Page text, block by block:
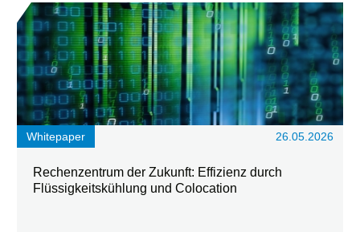
Whitepaper 26.05.2026
Rechenzentrum der Zukunft: Effizienz durch
Flüssigkeitskühlung und Colocation